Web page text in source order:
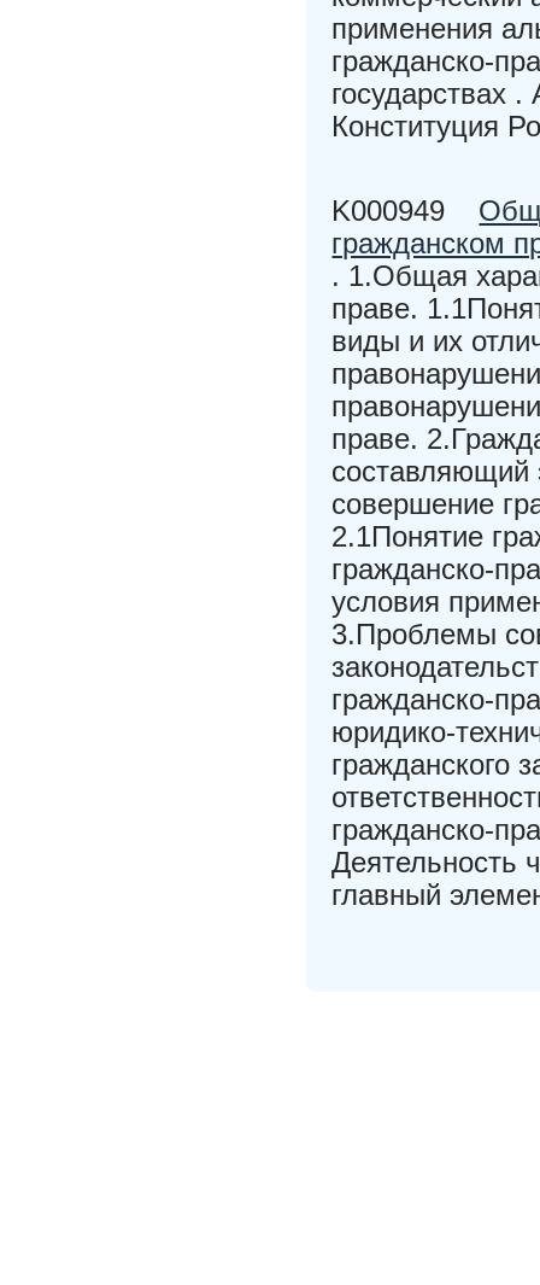
применения
гражданско-
государствах
Конституция
K000949
гражданском
. 1.Общая
праве.
виды и их
праве.
составляющий
совершение
2.1Понятие
гражданско-
условия
3.Проблемы
гражданско-
юридико-
гражданского
гражданско-
Деятельность
главный